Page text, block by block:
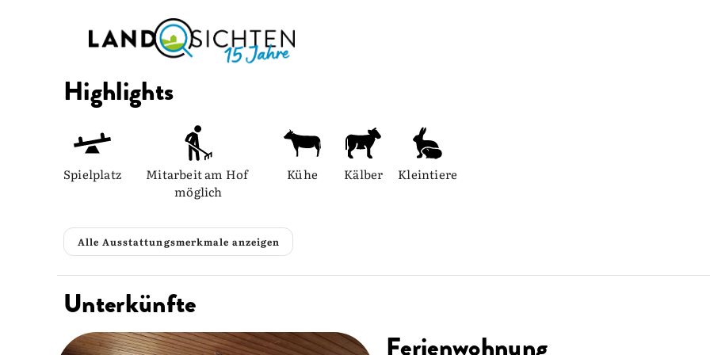
Highlights
Spielplatz
Mitarbeit am Hof
möglich
Kühe Kälber Kleintiere
Alle Ausstattungsmerkmale anzeigen
Unterkünfte
Ferienwohnung